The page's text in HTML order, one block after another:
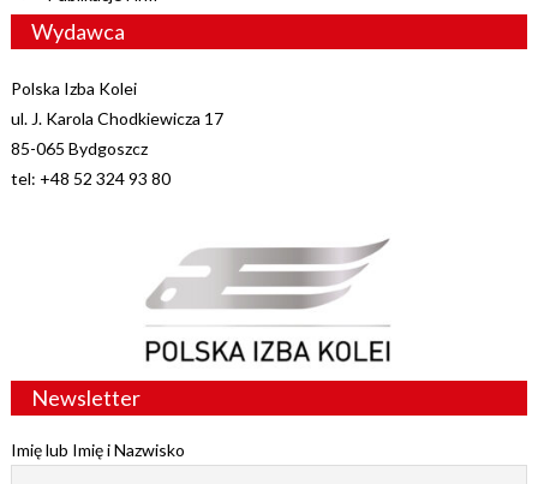
Wydawca
Polska Izba Kolei
ul. J. Karola Chodkiewicza 17
85-065 Bydgoszcz
tel: +48 52 324 93 80
Newsletter
Imię lub Imię i Nazwisko